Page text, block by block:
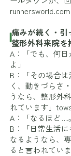
痛みが続く・引
整形外科来院を
A：「でも、何
よ」
B：「その場合
く、動きづらさ
うなら、整形外
れています」
A：「なるほど…
B：「日常生活
なるようなら、
ると言われていま